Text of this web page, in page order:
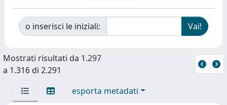
o inserisci le iniziali:
Mostrati risultati da 1.297
a 1.316 di 2.291
esporta metadati